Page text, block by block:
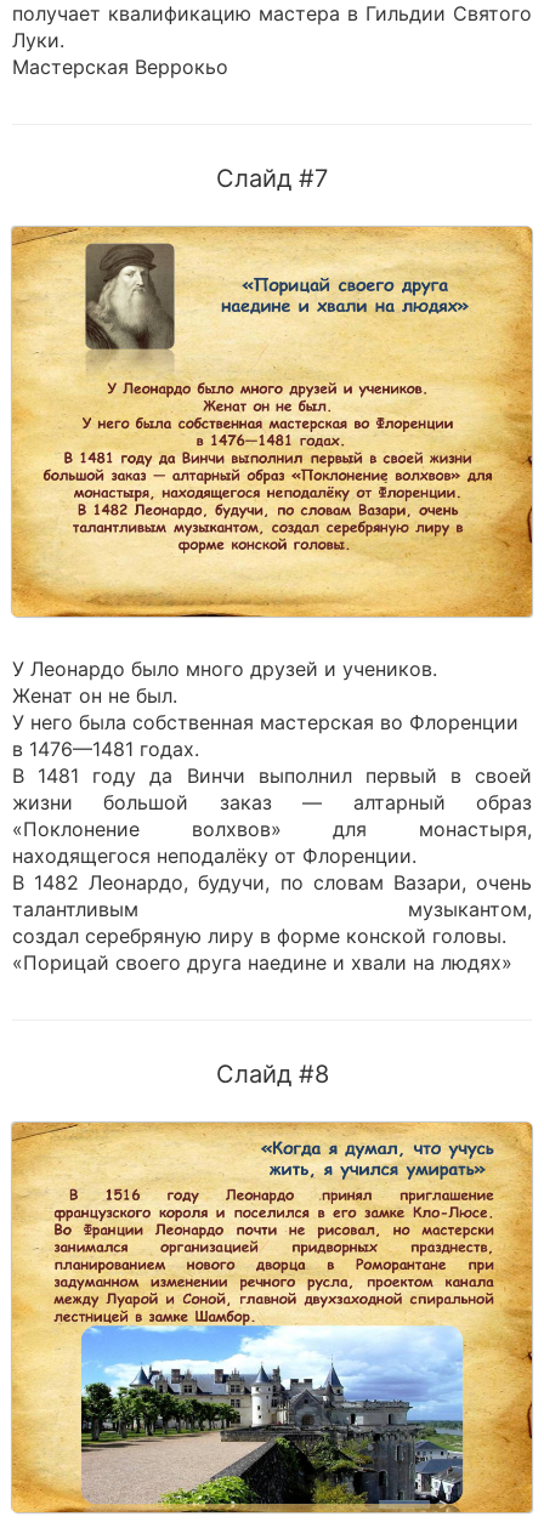
получает квалификацию мастера в Гильдии Святого
Луки.
Мастерская Веррокьо
Слайд #7
У Леонардо было много друзей и учеников.
Женат он не был.
У него была собственная мастерская во Флоренции
в 1476—1481 годах.
В 1481 году да Винчи выполнил первый в своей
жизни большой заказ — алтарный образ
«Поклонение волхвов» для монастыря,
находящегося неподалёку от Флоренции.
В 1482 Леонардо, будучи, по словам Вазари, очень
талантливым музыкантом,
создал серебряную лиру в форме конской головы.
«Порицай своего друга наедине и хвали на людях»
Слайд #8